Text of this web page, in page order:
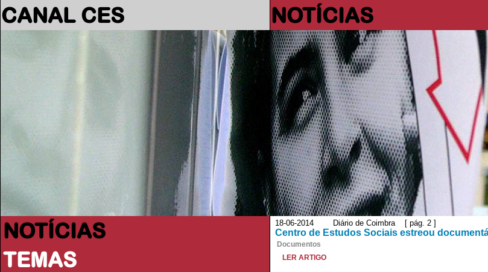
CANAL CES NOTÍCIAS
NOTÍCIAS
TEMAS
18-06-2014 Diário de Coimbra [ pág. 2 ]
Centro de Estudos Sociais estreou
Documentos
LER ARTIGO